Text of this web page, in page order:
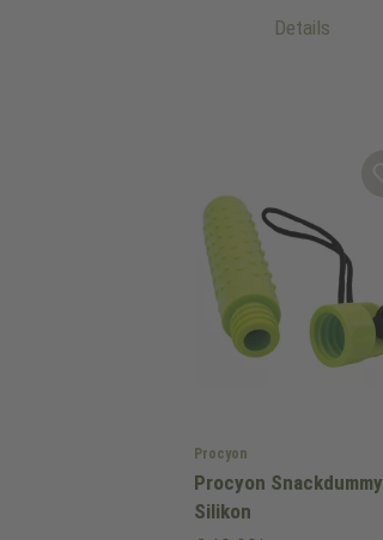
Details
Procyon
Procyon Snackdummy
Silikon